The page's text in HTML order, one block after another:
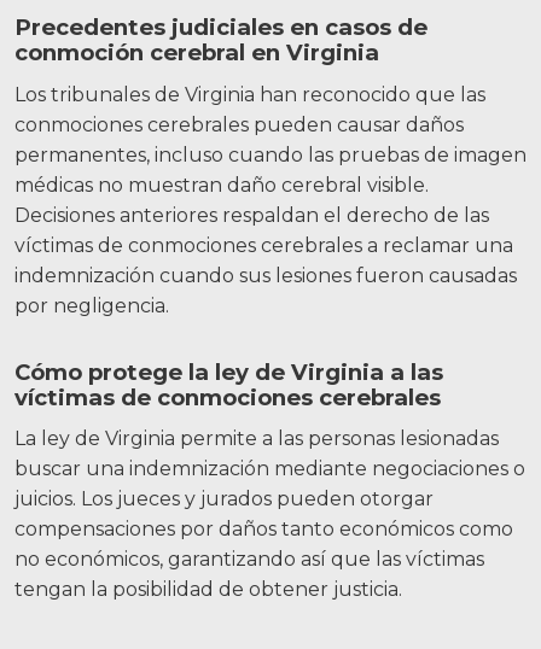
Precedentes judiciales en casos de
conmoción cerebral en Virginia
Los tribunales de Virginia han reconocido que las
conmociones cerebrales pueden causar daños
permanentes, incluso cuando las pruebas de imagen
médicas no muestran daño cerebral visible.
Decisiones anteriores respaldan el derecho de las
víctimas de conmociones cerebrales a reclamar una
indemnización cuando sus lesiones fueron causadas
por negligencia.
Cómo protege la ley de Virginia a las
víctimas de conmociones cerebrales
La ley de Virginia permite a las personas lesionadas
buscar una indemnización mediante negociaciones o
juicios. Los jueces y jurados pueden otorgar
compensaciones por daños tanto económicos como
no económicos, garantizando así que las víctimas
tengan la posibilidad de obtener justicia.